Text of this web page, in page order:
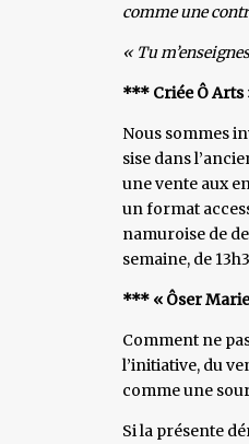
comme une
« Tu
*** Criée Ô Arts
Nous sommes
sise dans
une vente aux
un format
namuroise de
semaine, de
*** « Ôser
Comment ne
l’initiative, du
comme une
Si la présente